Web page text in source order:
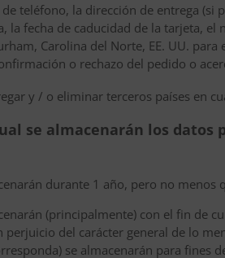
teléfono, la dirección de entrega (si
fecha de caducidad de la tarjeta, el
Carolina del Norte, EE. UU.
o rechazo del pedido o
y / o eliminar terceros países en
se almacenarán los
durante 1 año, pero no
(principalmente) con el fin de
perjuicio del carácter general de lo
se almacenarán para fines